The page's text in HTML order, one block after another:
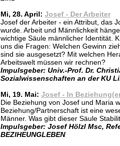
Mi, 28. April: Josef - Der Arbeiter
Josef der Arbeiter - ein Attribut, das
wurde. Arbeit und Männlichkeit
wichtige Säule männlicher Identität.
uns die Fragen: Welchen Gewinn
sind sie ausgesetzt? Mit welchen
Arbeitswelt müssen wir rechnen?
Impulsgeber: Univ.-Prof. Dr.
Sozialwissenschaften an der KU
Mi, 19. Mai: Josef - In
Die Beziehung von Josef und Maria
Beziehung/Partnerschaft ist eine
Männer. Was gibt dieser Säule
Impulsgeber: Josef Hölzl Msc,
BEZIHEUNGLEBEN